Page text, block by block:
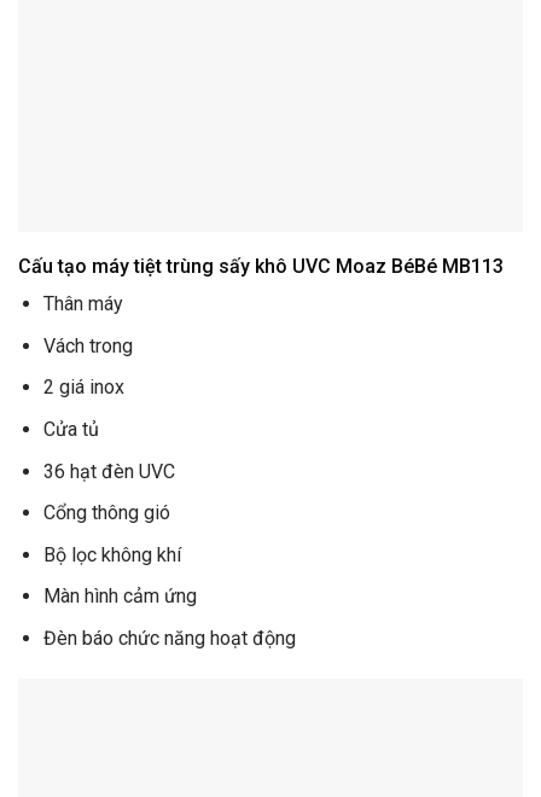
Cấu tạo máy tiệt trùng sấy khô UVC Moaz BéBé MB113
Thân máy
Vách trong
2 giá inox
Cửa tủ
36 hạt đèn UVC
Cổng thông gió
Bộ lọc không khí
Màn hình cảm ứng
Đèn báo chức năng hoạt động